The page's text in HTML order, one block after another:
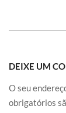
DEIXE UM
O seu
obrigatórios